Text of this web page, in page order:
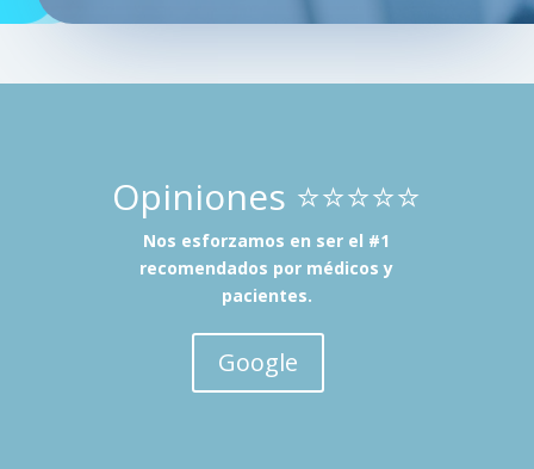
Opiniones ⭐⭐⭐⭐⭐
Nos esforzamos en ser el #1
recomendados por médicos y
pacientes.
Google